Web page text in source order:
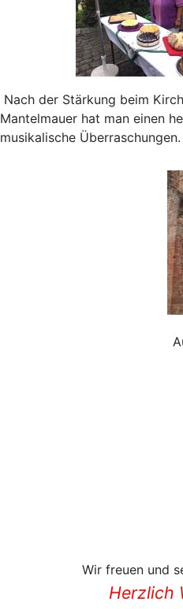
Nach der Stärkung beim
Mantelmauer hat man einen
musikalische Überraschungen.
Wir freuen und
Herzlich